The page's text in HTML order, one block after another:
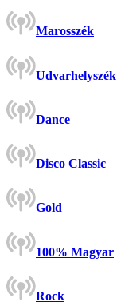
Marosszék
Udvarhelyszék
Dance
Disco Classic
Gold
100% Magyar
Rock